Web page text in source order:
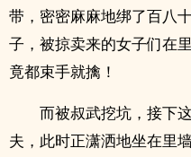
带，密密麻麻地绑了百八
子，被掠卖来的女子们在
竟都束手就擒！
而被叔武挖坑，接下
夫，此时正潇洒地坐在里